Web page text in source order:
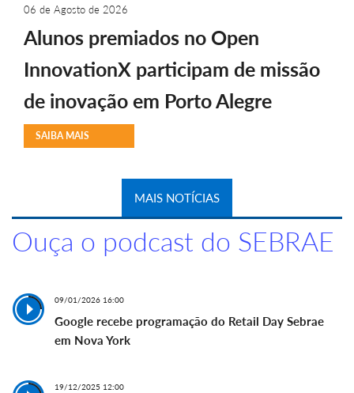
06 de Agosto de 2026
Alunos premiados no Open
InnovationX participam de missão
de inovação em Porto Alegre
SAIBA MAIS
MAIS NOTÍCIAS
Ouça o podcast do SEBRAE
09/01/2026 16:00
Google recebe programação do Retail Day Sebrae
em Nova York
19/12/2025 12:00